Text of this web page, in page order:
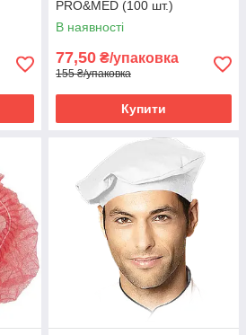
PRO&MED (100 шт.)
Спанбонд Рожева
В наявності
77,50 ₴/упаковка
155 ₴/упаковка
Купити